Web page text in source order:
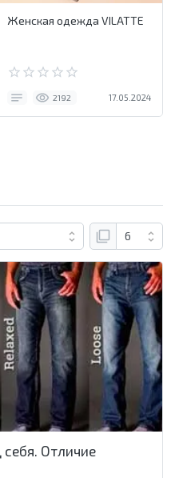
Женская одежда VILATTE
2192 17.05.2024
Отличие